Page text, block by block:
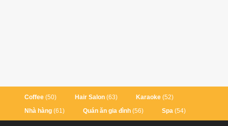
Coffee (50) Hair Salon (63) Karaoke (52)
Nhà hàng (61) Quán ăn gia đình (56) Spa (54)